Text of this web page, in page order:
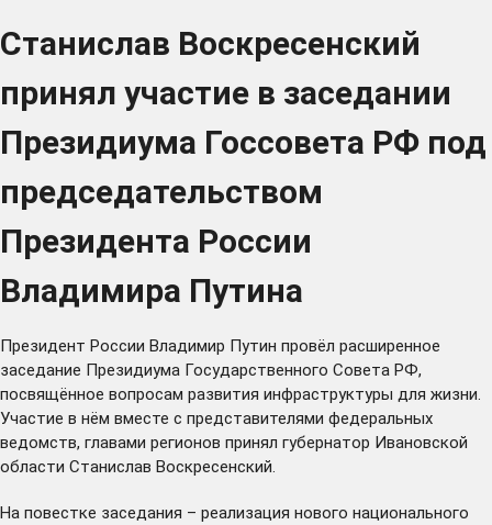
Станислав Воскресенский
принял участие в заседании
Президиума Госсовета РФ под
председательством
Президента России
Владимира Путина
Президент России Владимир Путин провёл расширенное
заседание Президиума Государственного Совета РФ,
посвящённое вопросам развития инфраструктуры для жизни.
Участие в нём вместе с представителями федеральных
ведомств, главами регионов принял губернатор Ивановской
области Станислав Воскресенский.
На повестке заседания – реализация нового национального